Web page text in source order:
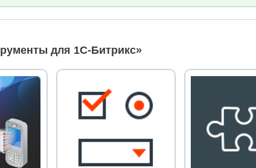
для 1С-Битрикс»